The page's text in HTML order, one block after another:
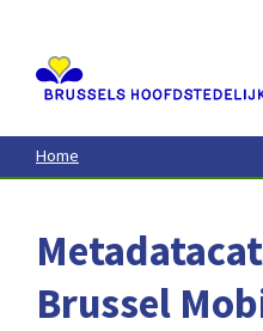
contenu
principal
Home
Brussel